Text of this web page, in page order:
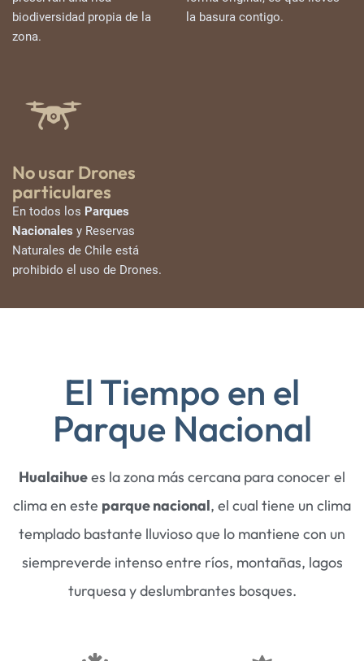
biodiversidad propia de la
zona.
la basura contigo.
No usar Drones
particulares
En todos los Parques
Nacionales y Reservas
Naturales de Chile está
prohibido el uso de Drones.
El Tiempo en el
Parque Nacional
Hualaihuees la zona más cercana para conocer el
clima en este parque nacional, el cual tiene un clima
templado bastante lluvioso que lo mantiene con un
siempreverde intenso entre ríos, montañas, lagos
turquesa y deslumbrantes bosques.